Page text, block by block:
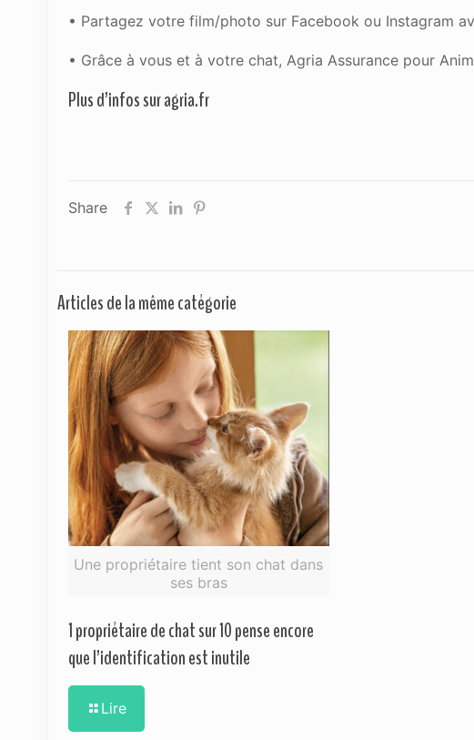
• Partagez votre film/photo sur Facebook ou Instagram
• Grâce à vous et à votre chat, Agria Assurance pour
Plus d’infos suragria.fr
Share
Articles de la même catégorie
Une propriétaire tient son chat dans
ses bras
1 propriétaire de chat sur 10 pense encore
que l’identification est inutile
Lire